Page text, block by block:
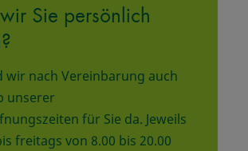
Sie persönlich
wir nach Vereinbarung auch
unserer
für Sie da. Jeweils
freitags von 8.00 bis 20.00